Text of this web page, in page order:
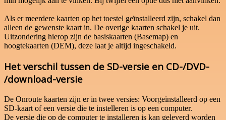
Als er meerdere kaarten op het toestel geïnstalleerd zijn, schakel dan
alleen de gewenste kaart in. De overige kaarten schakel je uit.
Uitzondering hierop zijn de basiskaarten (Basemap) en
hoogtekaarten (DEM), deze laat je altijd ingeschakeld.
Het verschil tussen de SD-versie en CD-/DVD-
/download-versie
De Onroute kaarten zijn er in twee versies: Voorgeïnstalleerd op een
SD-kaart of een versie die te instelleren is op een computer.
De versie die op de computer te installeren is kan geleverd worden